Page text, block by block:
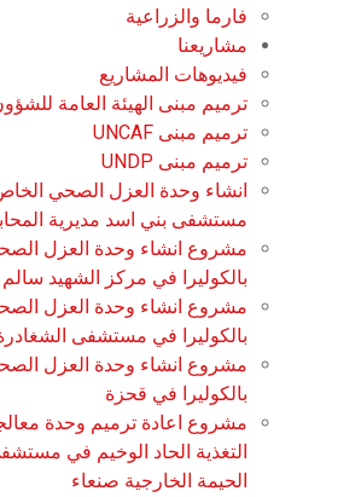
فارما والزراعية
مشاريعنا
فيديوهات المشاريع
ترميم مبنى الهيئة العامة
ترميم مبنى UNCAF
ترميم مبنى UNDP
انشاء وحدة العزل الصحي
مستشفى بني اسد مديرية
مشروع انشاء وحدة العزل
بالكوليرا في مركز الشهيد
مشروع انشاء وحدة العزل
بالكوليرا في مستشفى
مشروع انشاء وحدة العزل
بالكوليرا في قحزة
مشروع اعادة ترميم وحدة
التغذية الحاد الوخيم في
الحيمة الخارجية صنعاء